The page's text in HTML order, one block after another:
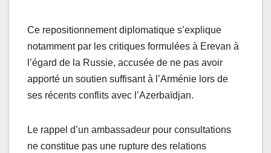
Ce repositionnement diplomatique s’explique
notamment par les critiques formulées à Erevan à
l’égard de la Russie, accusée de ne pas avoir
apporté un soutien suffisant à l’Arménie lors de
ses récents conflits avec l’Azerbaïdjan.
Le rappel d’un ambassadeur pour consultations
ne constitue pas une rupture des relations